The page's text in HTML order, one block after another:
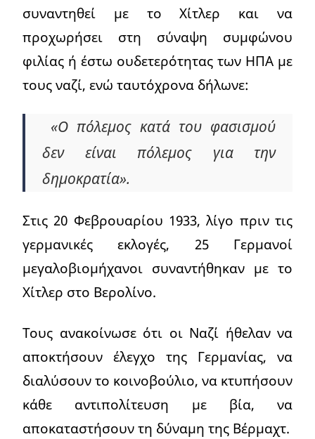
συναντηθεί με το Χίτλερ και να
προχωρήσει στη σύναψη συμφώνου
φιλίας ή έστω ουδετερότητας των ΗΠΑ με
τους ναζί, ενώ ταυτόχρονα δήλωνε:
«Ο πόλεμος κατά του φασισμού
δεν είναι πόλεμος για την
δημοκρατία».
Στις 20 Φεβρουαρίου 1933, λίγο πριν τις
γερμανικές εκλογές, 25 Γερμανοί
μεγαλοβιομήχανοι συναντήθηκαν με το
Χίτλερ στο Βερολίνο.
Τους ανακοίνωσε ότι οι Ναζί ήθελαν να
αποκτήσουν έλεγχο της Γερμανίας, να
διαλύσουν το κοινοβούλιο, να κτυπήσουν
κάθε αντιπολίτευση με βία, να
αποκαταστήσουν τη δύναμη της Βέρμαχτ.